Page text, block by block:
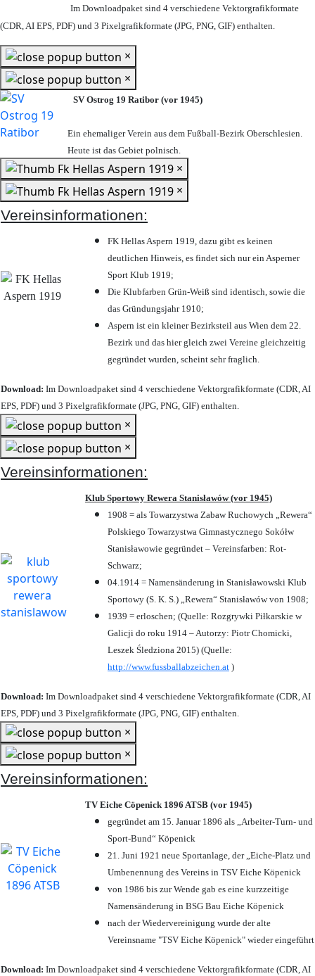
Im Downloadpaket sind 4 verschiedene Vektorgrafikformate
(CDR, AI EPS, PDF) und 3 Pixelgrafikformate (JPG, PNG, GIF) enthalten.
×
×
SV Ostrog 19 Ratibor (vor 1945)
Ein ehemaliger Verein aus dem Fußball-Bezirk Oberschlesien.
Heute ist das Gebiet polnisch.
×
×
Vereinsinformationen:
FK Hellas Aspern 1919, dazu gibt es keinen
deutlichen Hinweis, es findet sich nur ein Asperner
Sport Klub 1919;
Die Klubfarben Grün-Weiß sind identisch, sowie die
das Gründungsjahr 1910;
Aspern ist ein kleiner Bezirksteil aus Wien dem 22.
Bezirk und das hier gleich zwei Vereine gleichzeitig
gegründet wurden, scheint sehr fraglich.
Download: Im Downloadpaket sind 4 verschiedene Vektorgrafikformate (CDR, AI
EPS, PDF) und 3 Pixelgrafikformate (JPG, PNG, GIF) enthalten.
×
×
Vereinsinformationen:
Klub Sportowy Rewera Stanisławów (vor 1945)
1908 = als Towarzystwa Zabaw Ruchowych „Rewera“
Polskiego Towarzystwa Gimnastycznego Sokółw
Stanisławowie gegründet – Vereinsfarben: Rot-
Schwarz;
04.1914 = Namensänderung in Stanisławowski Klub
Sportowy (S. K. S.) „Rewera“ Stanisławów von 1908;
1939 = erloschen; (Quelle: Rozgrywki Piłkarskie w
Galicji do roku 1914 – Autorzy: Piotr Chomicki,
Leszek Śledziona 2015) (Quelle:
http://www.fussballabzeichen.at )
Download: Im Downloadpaket sind 4 verschiedene Vektorgrafikformate (CDR, AI
EPS, PDF) und 3 Pixelgrafikformate (JPG, PNG, GIF) enthalten.
×
×
Vereinsinformationen:
TV Eiche Cöpenick 1896 ATSB (vor 1945)
gegründet am 15. Januar 1896 als „Arbeiter-Turn- und
Sport-Bund“ Köpenick
21. Juni 1921 neue Sportanlage, der „Eiche-Platz und
Umbenennung des Vereins in TSV Eiche Köpenick
von 1986 bis zur Wende gab es eine kurzzeitige
Namensänderung in BSG Bau Eiche Köpenick
nach der Wiedervereinigung wurde der alte
Vereinsname "TSV Eiche Köpenick" wieder eingeführt
Download: Im Downloadpaket sind 4 verschiedene Vektorgrafikformate (CDR, AI